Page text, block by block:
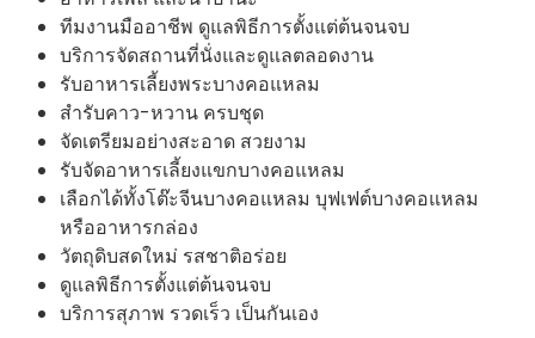
ทีมงานมืออาชีพ ดูแลพิธีการตั้งแต่ต้นจนจบ
บริการจัดสถานที่นั่งและดูแลตลอดงาน
รับอาหารเลี้ยงพระบางคอแหลม
สำรับคาว-หวาน ครบชุด
จัดเตรียมอย่างสะอาด สวยงาม
รับจัดอาหารเลี้ยงแขกบางคอแหลม
เลือกได้ทั้งโต๊ะจีนบางคอแหลม บุฟเฟต์บางคอแหลม
หรืออาหารกล่อง
วัตถุดิบสดใหม่ รสชาติอร่อย
ดูแลพิธีการตั้งแต่ต้นจนจบ
บริการสุภาพ รวดเร็ว เป็นกันเอง